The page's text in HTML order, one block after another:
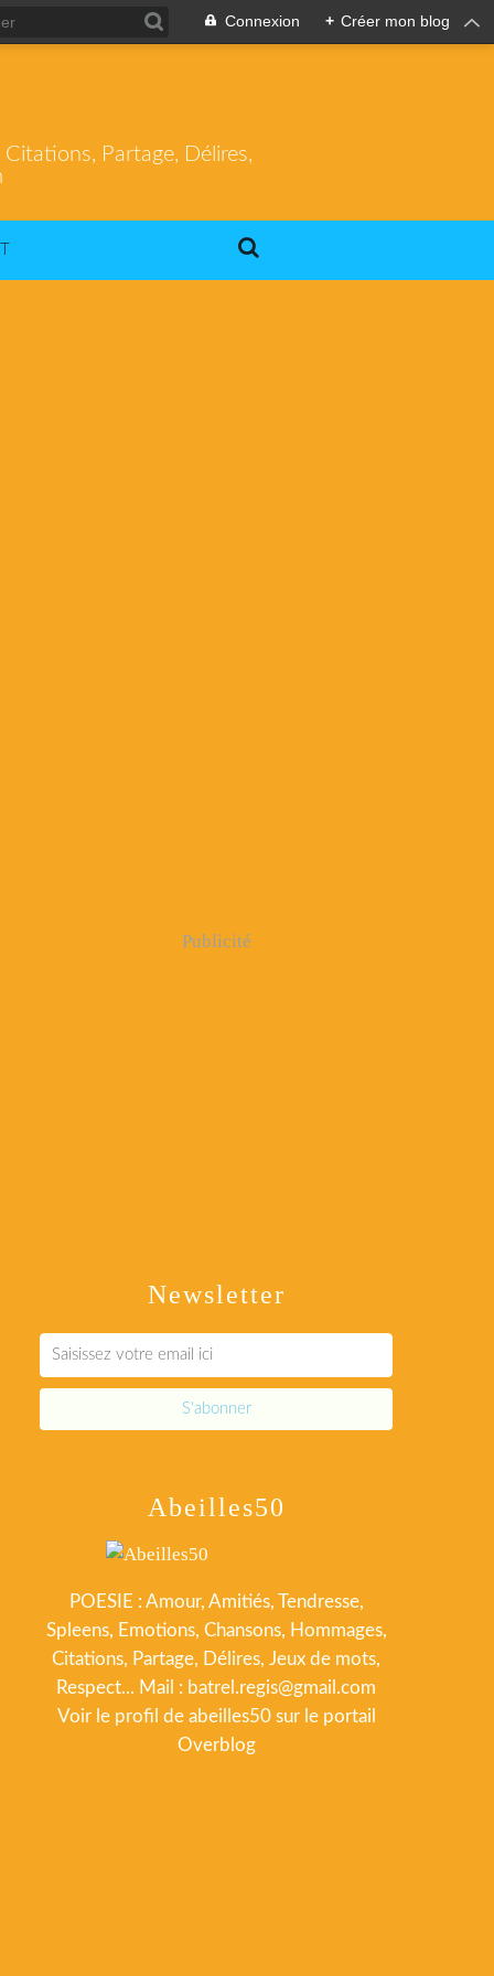
Connexion + Créer mon blog
Partage, Délires,
Newsletter
Publicité
Abeilles50
POESIE : Amour, Amitiés, Tendresse,
Spleens, Emotions, Chansons, Hommages,
Citations, Partage, Délires, Jeux de mots,
Respect... Mail : batrel.regis@gmail.com
Voir le profil de abeilles50sur le portail
Overblog